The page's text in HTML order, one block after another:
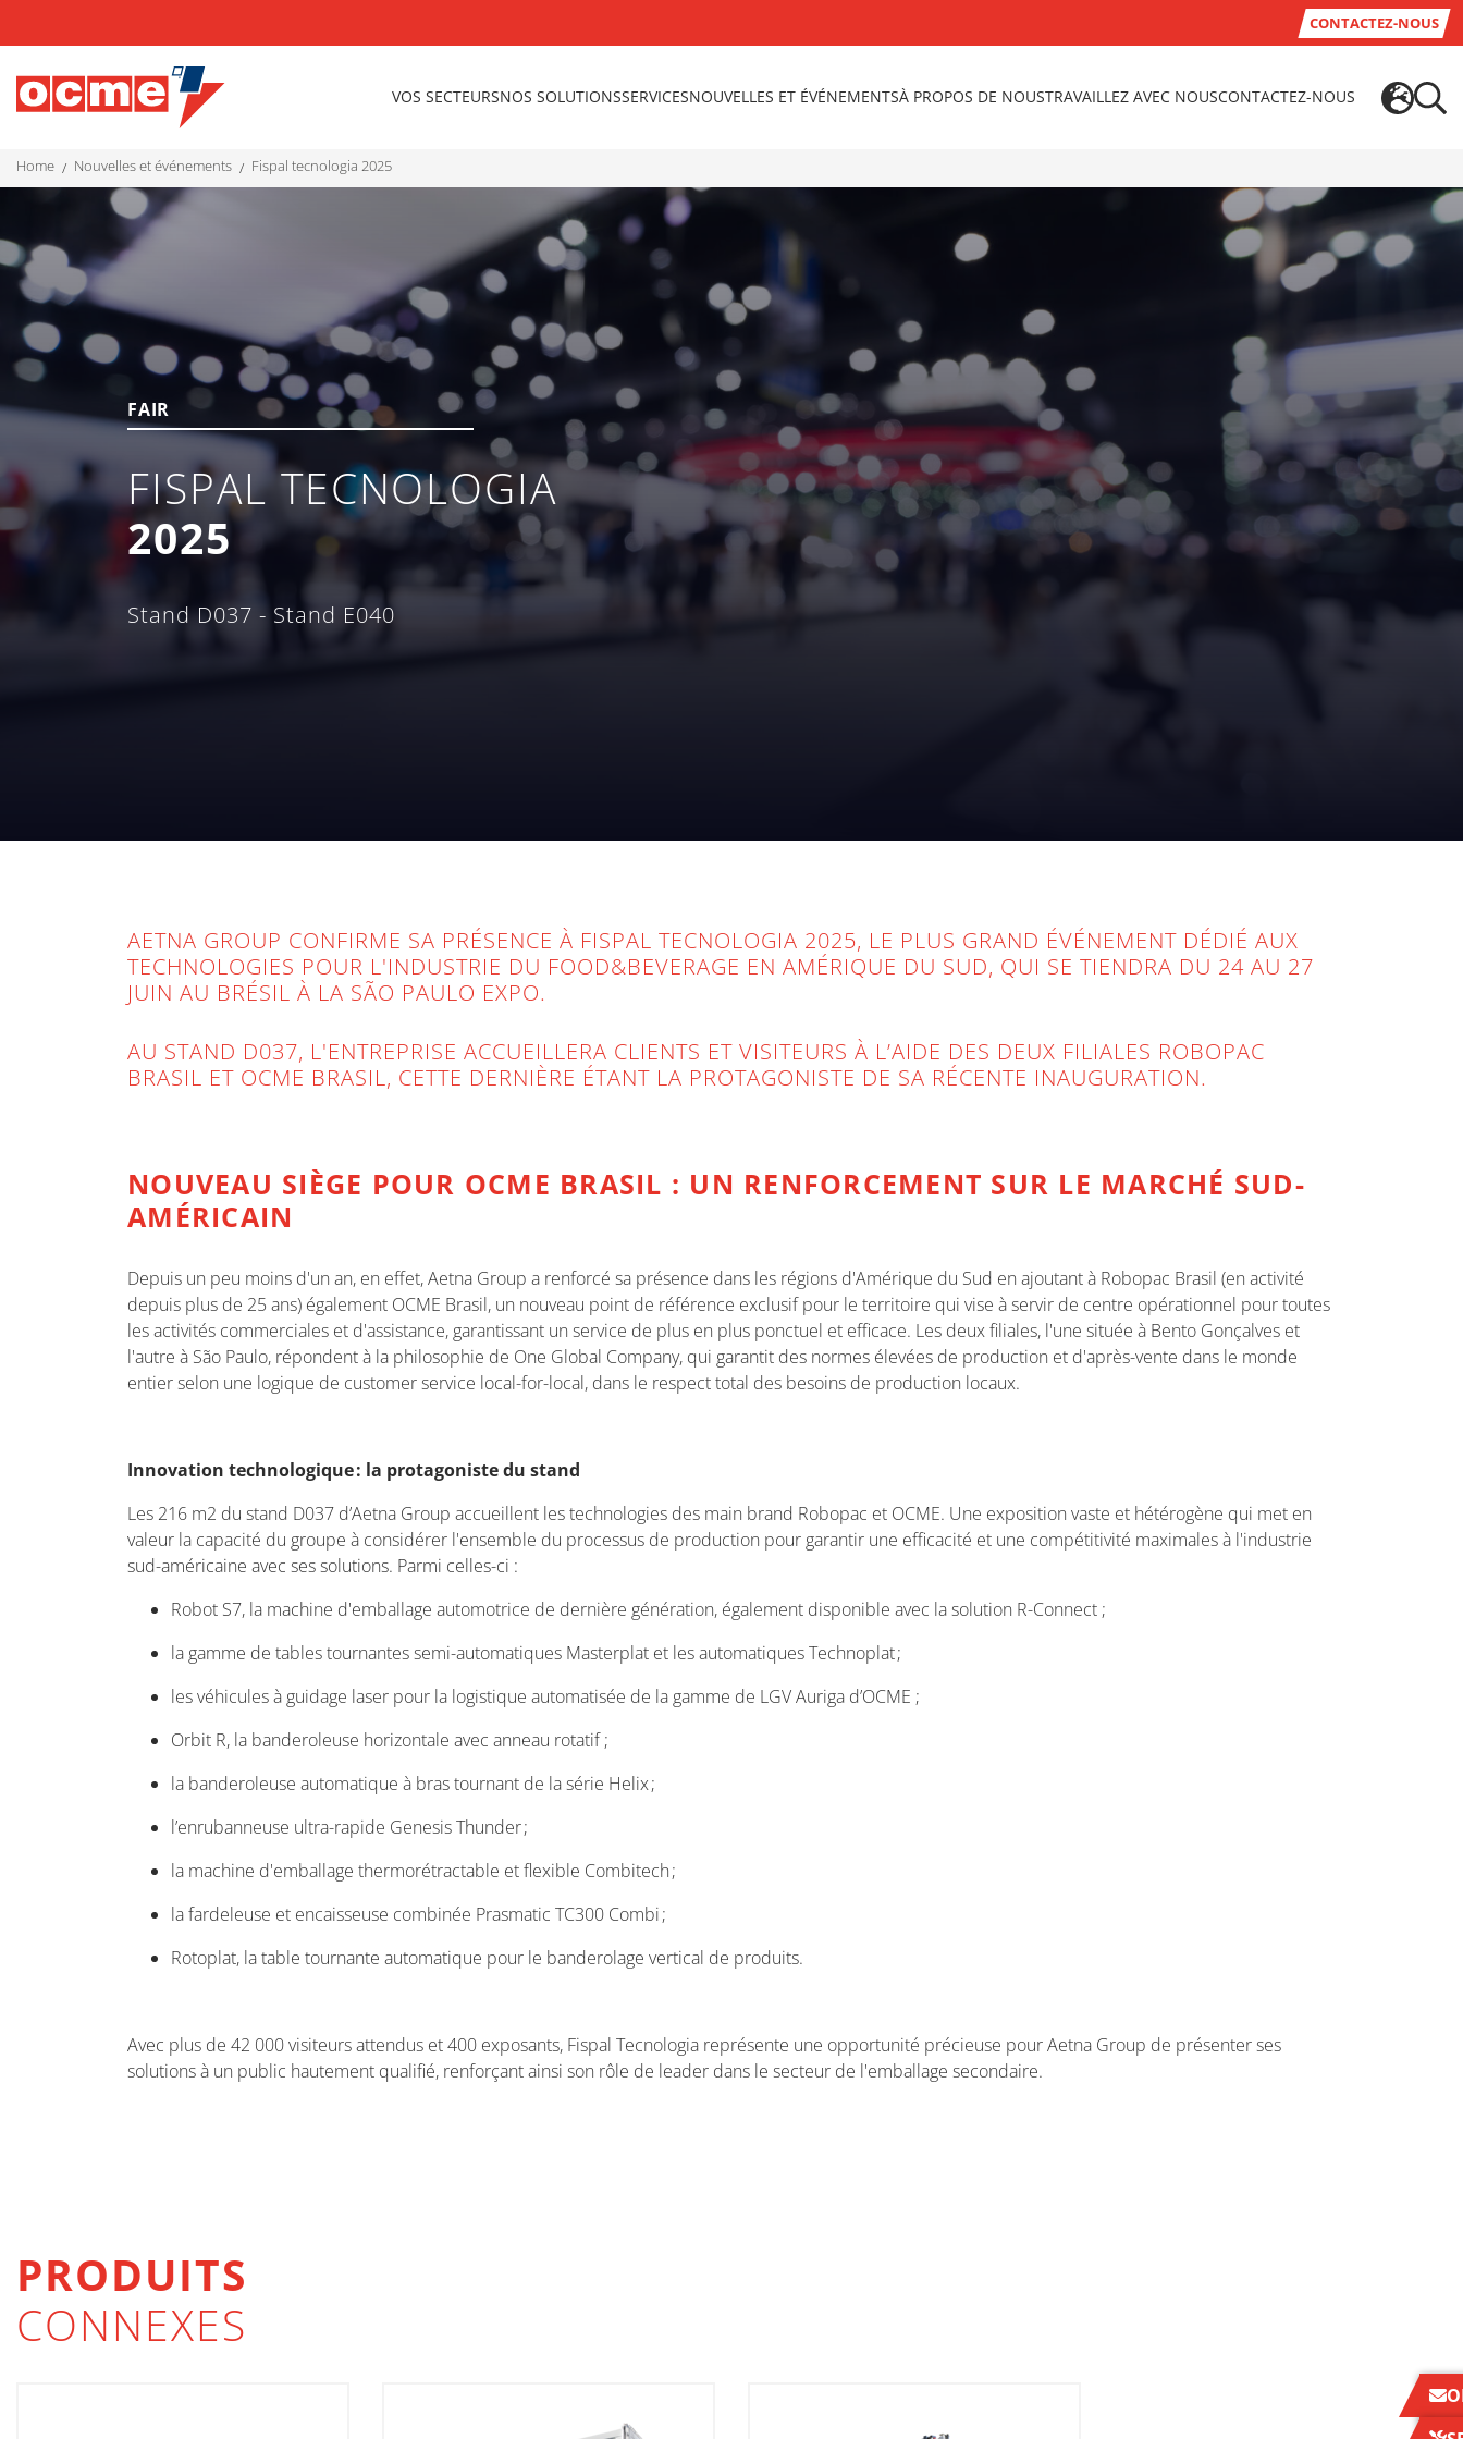
CONTACTEZ-NOUS
VOS SECTEURSNOS SOLUTIONSSERVICESNOUVELLES ET ÉVÉNEMENTSÀ PROPOS DE NOUSTRAVAILLEZ AVEC NOUSCONTACTEZ-NOUS
home nouvelles et événements fispal tecnologia 2025
FAIR
FISPAL TECNOLOGIA
2025
Stand D037 - Stand E040
AETNA GROUP CONFIRME SA PRÉSENCE À FISPAL TECNOLOGIA 2025, LE PLUS GRAND ÉVÉNEMENT DÉDIÉ AUX
TECHNOLOGIES POUR L'INDUSTRIE DU FOOD&BEVERAGE EN AMÉRIQUE DU SUD, QUI SE TIENDRA DU 24 AU 27
JUIN AU BRÉSIL À LA SÃO PAULO EXPO.
AU STAND D037, L'ENTREPRISE ACCUEILLERA CLIENTS ET VISITEURS À L’AIDE DES DEUX FILIALES ROBOPAC
BRASIL ET OCME BRASIL, CETTE DERNIÈRE ÉTANT LA PROTAGONISTE DE SA RÉCENTE INAUGURATION.
NOUVEAU SIÈGE POUR OCME BRASIL : UN RENFORCEMENT SUR LE MARCHÉ SUD-
AMÉRICAIN
Depuis un peu moins d'un an, en effet, Aetna Group a renforcé sa présence dans les régions d'Amérique du Sud en ajoutant à Robopac Brasil (en activité
depuis plus de 25 ans) également OCME Brasil, un nouveau point de référence exclusif pour le territoire qui vise à servir de centre opérationnel pour toutes
les activités commerciales et d'assistance, garantissant un service de plus en plus ponctuel et efficace. Les deux filiales, l'une située à Bento Gonçalves et
l'autre à São Paulo, répondent à la philosophie de One Global Company, qui garantit des normes élevées de production et d'après-vente dans le monde
entier selon une logique de customer service local-for-local, dans le respect total des besoins de production locaux.
Innovation technologique : la protagoniste du stand
Les 216 m2 du stand D037 d’Aetna Group accueillent les technologies des main brand Robopac et OCME. Une exposition vaste et hétérogène qui met en
valeur la capacité du groupe à considérer l'ensemble du processus de production pour garantir une efficacité et une compétitivité maximales à l'industrie
sud-américaine avec ses solutions. Parmi celles-ci :
Robot S7, la machine d'emballage automotrice de dernière génération, également disponible avec la solution R-Connect ;
la gamme de tables tournantes semi-automatiques Masterplat et les automatiques Technoplat ;
les véhicules à guidage laser pour la logistique automatisée de la gamme de LGV Auriga d’OCME ;
Orbit R, la banderoleuse horizontale avec anneau rotatif ;
la banderoleuse automatique à bras tournant de la série Helix ;
l’enrubanneuse ultra-rapide Genesis Thunder ;
la machine d'emballage thermorétractable et flexible Combitech ;
la fardeleuse et encaisseuse combinée Prasmatic TC300 Combi ;
Rotoplat, la table tournante automatique pour le banderolage vertical de produits.
Avec plus de 42 000 visiteurs attendus et 400 exposants, Fispal Tecnologia représente une opportunité précieuse pour Aetna Group de présenter ses
solutions à un public hautement qualifié, renforçant ainsi son rôle de leader dans le secteur de l'emballage secondaire.
PRODUITS
CONNEXES